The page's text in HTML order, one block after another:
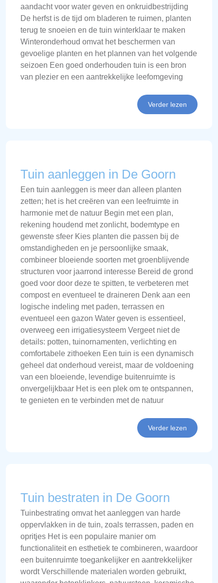
aandacht voor water geven en onkruidbestrijding
De herfst is de tijd om bladeren te ruimen, planten
terug te snoeien en de tuin winterklaar te maken
Winteronderhoud omvat het beschermen van
gevoelige planten en het plannen van het volgende
seizoen Een goed onderhouden tuin is een bron
van plezier en een aantrekkelijke leefomgeving
Verder lezen
Tuin aanleggen in De Goorn
Een tuin aanleggen is meer dan alleen planten
zetten; het is het creëren van een leefruimte in
harmonie met de natuur Begin met een plan,
rekening houdend met zonlicht, bodemtype en
gewenste sfeer Kies planten die passen bij de
omstandigheden en je persoonlijke smaak,
combineer bloeiende soorten met groenblijvende
structuren voor jaarrond interesse Bereid de grond
goed voor door deze te spitten, te verbeteren met
compost en eventueel te draineren Denk aan een
logische indeling met paden, terrassen en
eventueel een gazon Water geven is essentieel,
overweeg een irrigatiesysteem Vergeet niet de
details: potten, tuinornamenten, verlichting en
comfortabele zithoeken Een tuin is een dynamisch
geheel dat onderhoud vereist, maar de voldoening
van een bloeiende, levendige buitenruimte is
onvergelijkbaar Het is een plek om te ontspannen,
te genieten en te verbinden met de natuur
Verder lezen
Tuin bestraten in De Goorn
Tuinbestrating omvat het aanleggen van harde
oppervlakken in de tuin, zoals terrassen, paden en
opritjes Het is een populaire manier om
functionaliteit en esthetiek te combineren, waardoor
een buitenruimte toegankelijker en aantrekkelijker
wordt Verschillende materialen worden gebruikt,